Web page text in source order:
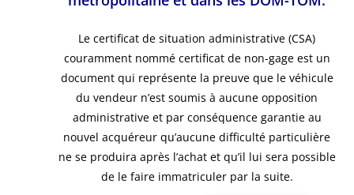
Le certificat de situation administrative (CSA)
couramment nommé certificat de non-gage est un
document qui représente la preuve que le véhicule
du vendeur n’est soumis à aucune opposition
administrative et par conséquence garantie au
nouvel acquéreur qu’aucune difficulté particulière
ne se produira après l’achat et qu’il lui sera possible
de le faire immatriculer par la suite.